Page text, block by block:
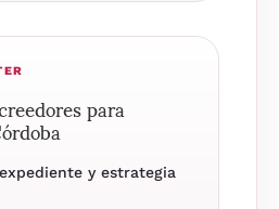
para
y estrategia